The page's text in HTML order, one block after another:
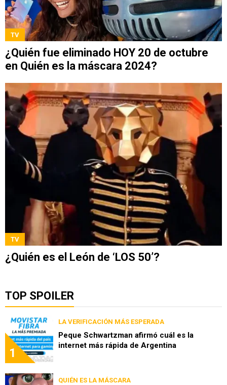
TV
¿Quién fue eliminado HOY 20 de octubre
en Quién es la máscara 2024?
TV
¿Quién es el León de ‘LOS 50’?
TOP SPOILER
1
LA VERIFICACIÓN MÁS ESPERADA
Peque Schwartzman afirmó cuál es la
internet más rápida de Argentina
QUIÉN ES LA MÁSCARA